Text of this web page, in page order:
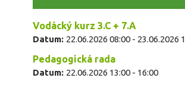
Vodácký kurz 3.C + 7.A
Datum: 22.06.2026 08:00 - 23.06.2026
Pedagogická rada
Datum: 22.06.2026 13:00 - 16:00